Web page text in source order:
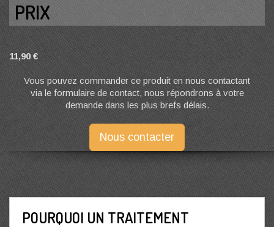
PRIX
11,90 €
Vous pouvez commander ce produit en nous contactant
via le formulaire de contact, nous répondrons à votre
demande dans les plus brefs délais.
Nous contacter
POURQUOI UN TRAITEMENT